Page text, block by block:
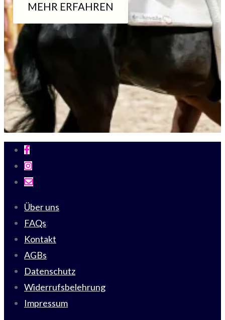
MEHR ERFAHREN
Über uns
FAQs
Kontakt
AGBs
Datenschutz
Widerrufsbelehrung
Impressum